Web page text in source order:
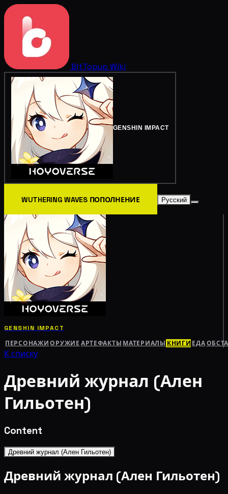
BitTopup Wiki
GENSHIN IMPACT
WUTHERING WAVES ПОПОЛНЕНИЕ Русский
GENSHIN IMPACT
ПЕРСОНАЖИ ОРУЖИЕ АРТЕФАКТЫ МАТЕРИАЛЫ КНИГИ ЕДА
К списку
Древний журнал (Ален
Гильотен)
Content
Древний журнал (Ален Гильотен)
Древний журнал (Ален Гильотен)